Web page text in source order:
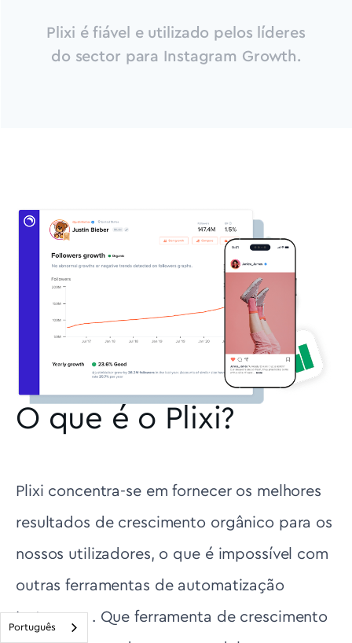
Plixi é fiável e utilizado pelos líderes
do sector para Instagram Growth.
O que é o Plixi?
Plixi concentra-se em fornecer os melhores
resultados de crescimento orgânico para os
nossos utilizadores, o que é impossível com
outras ferramentas de automatização
Instagram . Que ferramenta de crescimento
Português